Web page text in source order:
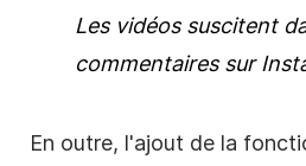
Les vidéos suscitent
commentaires sur
En outre, l'ajout de la